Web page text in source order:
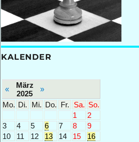
KALENDER
«
März
2025
»
Mo. Di. Mi. Do. Fr. Sa. So.
1
2
3
4 5 6 7 8
9
10
11 12 13 14 15
16